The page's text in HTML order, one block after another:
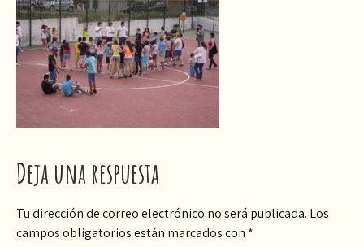
Deja una respuesta
Tu dirección de correo electrónico no será publicada. Los
campos obligatorios están marcados con *